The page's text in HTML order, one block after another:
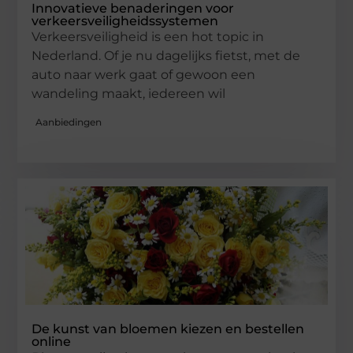
Innovatieve benaderingen voor
verkeersveiligheidssystemen
Verkeersveiligheid is een hot topic in
Nederland. Of je nu dagelijks fietst, met de
auto naar werk gaat of gewoon een
wandeling maakt, iedereen wil
Aanbiedingen
De kunst van bloemen kiezen en bestellen
online